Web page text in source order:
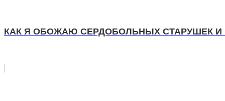
КАК Я ОБОЖАЮ СЕРДОБОЛЬНЫХ СТАРУШЕК И